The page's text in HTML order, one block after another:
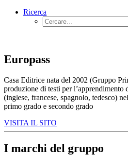
Ricerca
Europass
Casa Editrice nata del 2002 (Gruppo
produzione di testi per l’apprendimento
(inglese, francese, spagnolo, tedesco)
primo grado e secondo grado
VISITA IL SITO
I marchi del gruppo